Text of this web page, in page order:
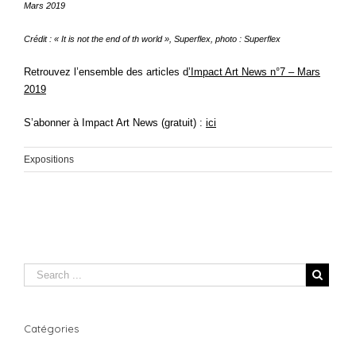
Mars 2019
Crédit : « It is not the end of th world », Superflex, photo : Superflex
Retrouvez l’ensemble des articles d’Impact Art News n°7 – Mars
2019
S’abonner à Impact Art News (gratuit) : ici
Expositions
Catégories